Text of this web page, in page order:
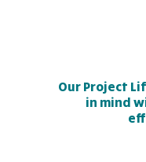
Our Project
in mind